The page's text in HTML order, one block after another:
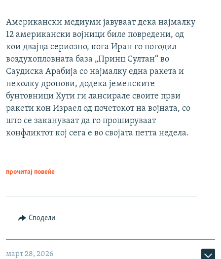
Американски медиуми јавуваат дека најмалку
12 американски војници биле повредени, од
кои двајца сериозно, кога Иран го погодил
воздухопловната база „Принц Султан“ во
Саудиска Арабија со најмалку една ракета и
неколку дронови, додека јеменските
бунтовници Хути ги лансирале своите први
ракети кон Израел од почетокот на војната, со
што се закануваат да го прошируваат
конфликтот кој сега е во својата петта недела.
прочитај повеќе
Сподели
март 28, 2026